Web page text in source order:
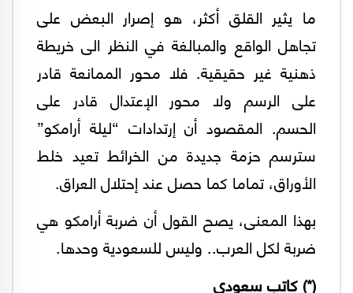
ما يثير القلق أكثر، هو إصرار البعض على
تجاهل الواقع والمبالغة في النظر الى خريطة
ذهنية غير حقيقية. فلا محور الممانعة قادر
على الرسم ولا محور الإعتدال قادر على
الحسم. المقصود أن إرتدادات “ليلة أرامكو”
سترسم حزمة جديدة من الخرائط تعيد خلط
الأوراق، تماما كما حصل عند إحتلال العراق.
بهذا المعنى، يصح القول أن ضربة أرامكو هي
ضربة لكل العرب.. وليس للسعودية وحدها.
(*) كاتب سعودي